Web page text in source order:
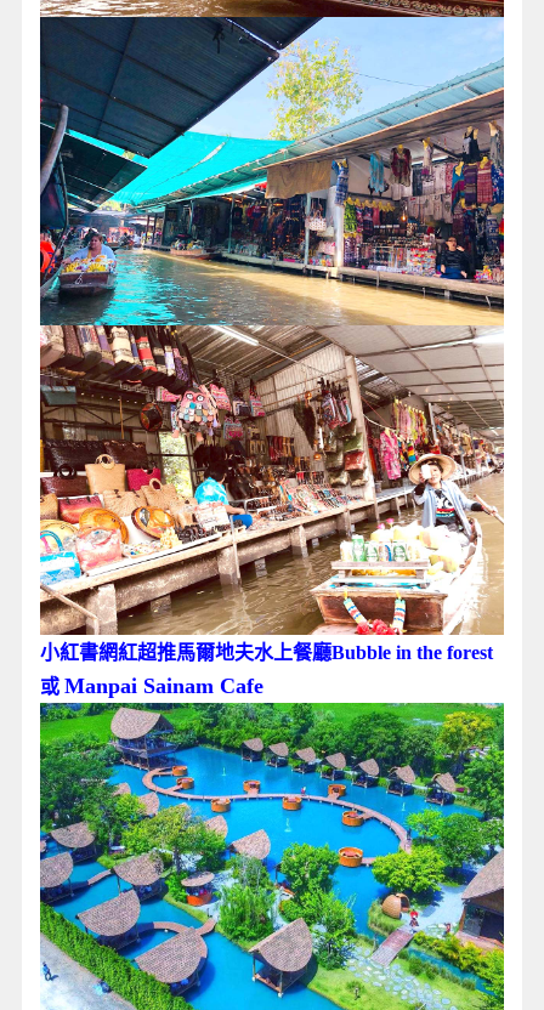
小紅書網紅超推馬爾地夫水上餐廳Bubble in the forest
或 Manpai Sainam Cafe